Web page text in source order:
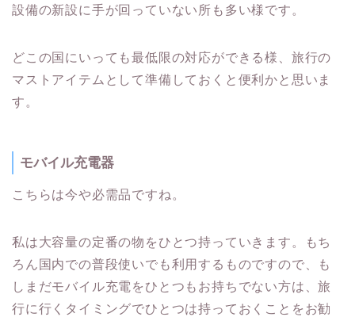
設備の新設に手が回っていない所も多い様です。
どこの国にいっても最低限の対応ができる様、旅行の
マストアイテムとして準備しておくと便利かと思いま
す。
モバイル充電器
こちらは今や必需品ですね。
私は大容量の定番の物をひとつ持っていきます。もち
ろん国内での普段使いでも利用するものですので、も
しまだモバイル充電をひとつもお持ちでない方は、旅
行に行くタイミングでひとつは持っておくことをお勧